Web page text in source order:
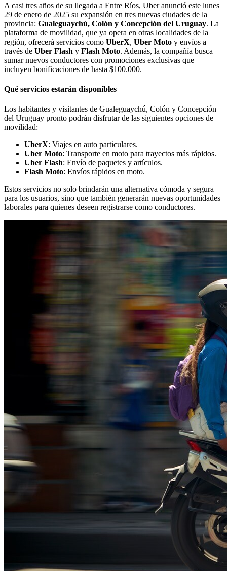
A casi tres años de su llegada a Entre Ríos, Uber anunció este lunes
29 de enero de 2025 su expansión en tres nuevas ciudades de la
provincia: Gualeguaychú, Colón y Concepción del Uruguay. La
plataforma de movilidad, que ya opera en otras localidades de la
región, ofrecerá servicios como UberX, Uber Moto y envíos a
través de Uber Flash y Flash Moto. Además, la compañía busca
sumar nuevos conductores con promociones exclusivas que
incluyen bonificaciones de hasta $100.000.
Qué servicios estarán disponibles
Los habitantes y visitantes de Gualeguaychú, Colón y Concepción
del Uruguay pronto podrán disfrutar de las siguientes opciones de
movilidad:
UberX: Viajes en auto particulares.
Uber Moto: Transporte en moto para trayectos más rápidos.
Uber Flash: Envío de paquetes y artículos.
Flash Moto: Envíos rápidos en moto.
Estos servicios no solo brindarán una alternativa cómoda y segura
para los usuarios, sino que también generarán nuevas oportunidades
laborales para quienes deseen registrarse como conductores.